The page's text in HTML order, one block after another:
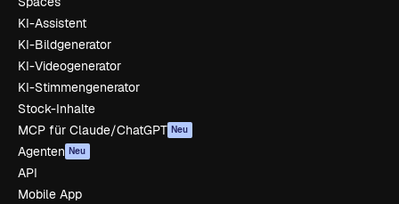
KI-Assistent
KI-Bildgenerator
KI-Videogenerator
KI-Stimmengenerator
Stock-Inhalte
MCP für Claude/ChatGPT Neu
Agenten Neu
API
Mobile App